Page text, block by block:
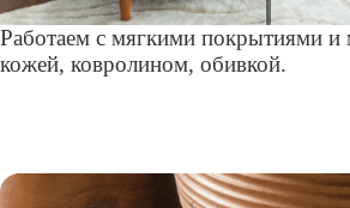
Работаем с мягкими покрытиями и
кожей, ковролином, обивкой.